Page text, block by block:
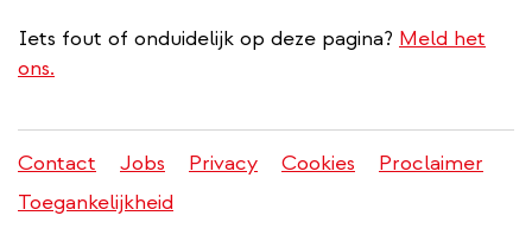
Iets fout of onduidelijk op deze pagina? Meld het
ons.
Juridisch
menu
Contact Jobs Privacy Cookies
Proclaimer
Toegankelijkheid